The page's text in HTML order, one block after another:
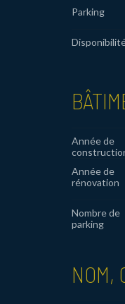
Parking
Année de
Année de
rénovation
Nombre de
parking
NOM,